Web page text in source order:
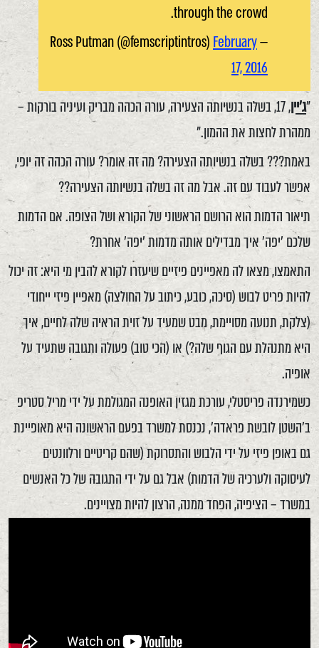
through the crowd.
— Ross Putman (@femscriptintros)
February
17, 2016
"ג'יין
, 17, בשלה בנשיותה הצעירה, עורה הכהה מבריק ועיניה בורקות –
ממהרת לחצות את ההמון."
באמת??? בשלה בנשיותה הצעירה? מה זה אומר? עורה הכהה זה יופי,
אפשר לעבוד עם זה. אבל מה זה בשלה בנשיותה הצעירה??
תיאור הדמות הוא הרושם הראשוני של הקורא ושל הצופה. אם הדמות
שלכם 'יפה' איך מבדילים אותה מדמות 'יפה' אחרת?
התאמצו, מצאו לה מאפיינים פיזיים שיעזרו לקורא להבין מי היא: זה יכול
להיות פריט לבוש (סיכה, כובע, כיתוב על החולצה) מאפיין פיזי ייחודי
(צלקת, תנועה מסויימת, מבט שמעיד על זוית הראיה שלה לחיים, איך
היא מתנהלת עם הגוף שלה?) או (הכי טוב) פעולה ותגובה שתעיד על
אופיה.
כשמירנדה פריסטלי, עורכת מגזין האופנה המגולמת על ידי מריל סטריפ
ב'השטן לובשת פראדה', נכנסת למשרד בפעם הראשונה היא מאופיינת
גם באופן פיזי על ידי הלבוש והתסרוקת (שהם קריטיים ורלוונטים
לעיסוקה ולערכיה של הדמות) אבל גם על ידי התגובה של כל האנשים
במשרד – הציפיה, הפחד ממנה, הרצון להיות מצויינים.